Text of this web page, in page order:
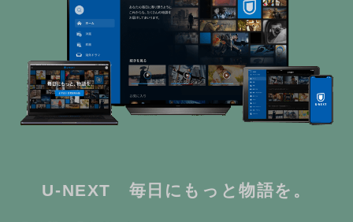
U-NEXT 毎日にもっと物語を。